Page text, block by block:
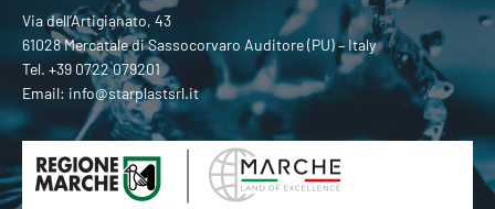
Via dell’Artigianato, 43
61028 Mercatale di Sassocorvaro Auditore (PU) – Italy
Tel. +39 0722 079201
Email: info@starplastsrl.it